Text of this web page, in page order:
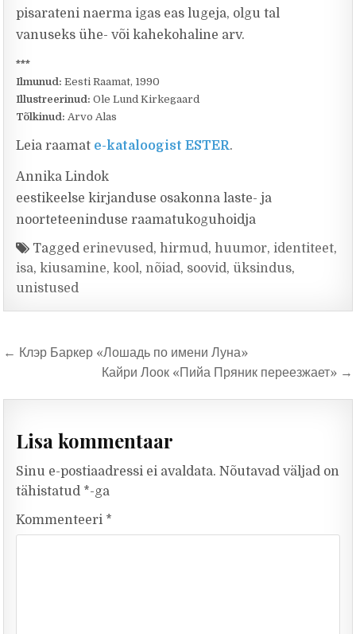
pisarateni naerma igas eas lugeja, olgu tal
vanuseks ühe- või kahekohaline arv.
***
Ilmunud: Eesti Raamat, 1990
Illustreerinud: Ole Lund Kirkegaard
Tõlkinud: Arvo Alas
Leia raamat e-kataloogist ESTER.
Annika Lindok
eestikeelse kirjanduse osakonna laste- ja
noorteteeninduse raamatukoguhoidja
Tagged erinevused,hirmud,huumor,identiteet,
isa,kiusamine,kool,nõiad, soovid, üksindus,
unistused
Navigeerimine
← Клэр Баркер «Лошадь по имени Луна»
Кайри Лоок «Пийа Пряник переезжает» →
Lisa kommentaar
Sinu e-postiaadressi ei avaldata. Nõutavad väljad on
tähistatud *-ga
Kommenteeri *